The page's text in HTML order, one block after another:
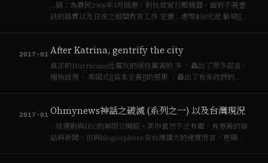
…捐：為農民2006年3月回港，對抗世貿打壓機器，面對不義審
訊的路費以及日後之相關教育工作 定價：港幣$50元起 歡迎[[資
2017-01 After Katrina, gentrify the city
真正的Hurricane比電玩的絕技厲害的 多 ，轟出了眾多謊言、
種族歧視、 美國式[[資本主義]]的惡果 ；轟出了布希政府的
2017-01 Ohmynews神話之破滅 (系列之一) 以及台灣現況
…球運動與IRC的無限公開版。其中當然不乏有趣，有意義的辯
詰與新聞，但與blogosphere在台灣擴大的速度而言，更顯出